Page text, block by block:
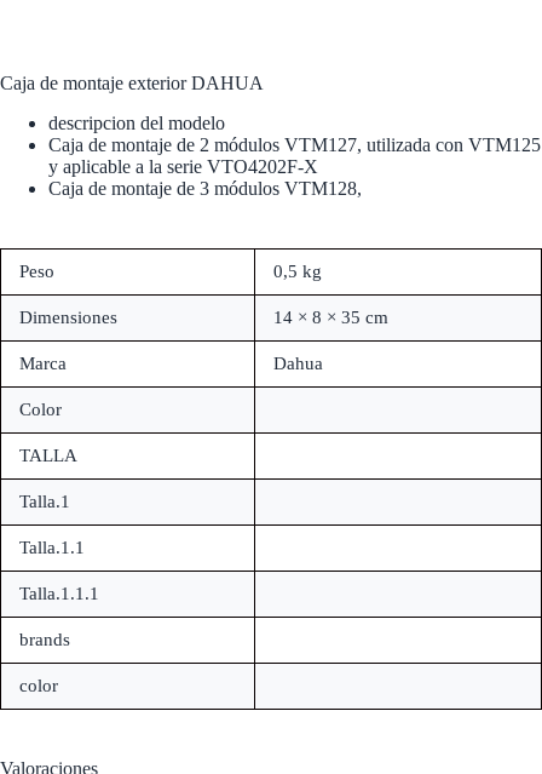
Caja de montaje exterior DAHUA
descripcion del modelo
Caja de montaje de 2 módulos VTM127, utilizada con VTM125
y aplicable a la serie VTO4202F-X
Caja de montaje de 3 módulos VTM128,
Peso 0,5 kg
Dimensiones 14 × 8 × 35 cm
Marca Dahua
Color
TALLA
Talla.1
Talla.1.1
Talla.1.1.1
brands
color
Valoraciones